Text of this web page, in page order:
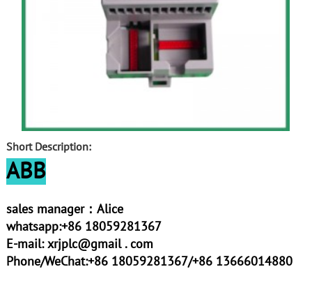
Short Description:
ABB
sales manager：Alice
whatsapp:+86 18059281367
E-mail:xrjplc@gmail . com
Phone/WeChat:+86 18059281367/+86 13666014880